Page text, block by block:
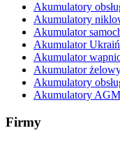
Akumulatory
Akumulatory
Akumulator
Akumulator
Akumulator
Akumulator
Akumulatory
Akumulatory AGM
Firmy